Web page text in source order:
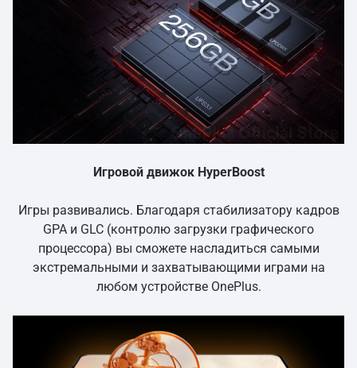
Игровой движок HyperBoost
Игры развивались. Благодаря стабилизатору кадров
GPA и GLC (контролю загрузки графического
процессора) вы сможете насладиться самыми
экстремальными и захватывающими играми на
любом устройстве OnePlus.